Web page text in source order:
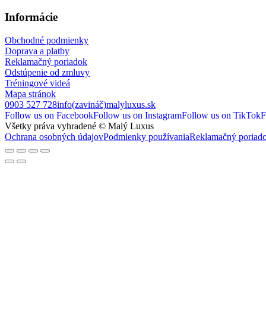
Informácie
Obchodné podmienky
Doprava a platby
Reklamačný poriadok
Odstúpenie od zmluvy
Tréningové videá
Mapa stránok
0903 527 728info(zavináč)malyluxus.sk
Follow us on FacebookFollow us on InstagramFollow us on TikTok
Všetky práva vyhradené © Malý Luxus
Ochrana osobných údajovPodmienky používaniaReklamačný